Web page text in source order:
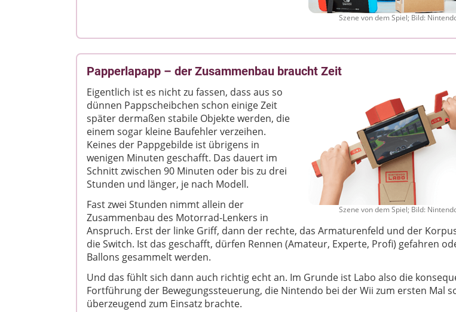
Szene von dem Spiel; Bild:
Papperlapapp – der Zusammenbau braucht Zeit
Szene von dem Spiel; Bild:
Eigentlich ist es nicht zu fassen, dass aus so
dünnen Pappscheibchen schon einige Zeit
später dermaßen stabile Objekte werden, die
einem sogar kleine Baufehler verzeihen.
Keines der Pappgebilde ist übrigens in
wenigen Minuten geschafft. Das dauert im
Schnitt zwischen 90 Minuten oder bis zu drei
Stunden und länger, je nach Modell.
Fast zwei Stunden nimmt allein der
Zusammenbau des Motorrad-Lenkers in
Anspruch. Erst der linke Griff, dann der rechte, das Armaturenfeld und der
die Switch. Ist das geschafft, dürfen Rennen (Amateur, Experte, Profi) gefahren
Ballons gesammelt werden.
Und das fühlt sich dann auch richtig echt an. Im Grunde ist Labo also die
Fortführung der Bewegungssteuerung, die Nintendo bei der Wii zum ersten Mal
überzeugend zum Einsatz brachte.